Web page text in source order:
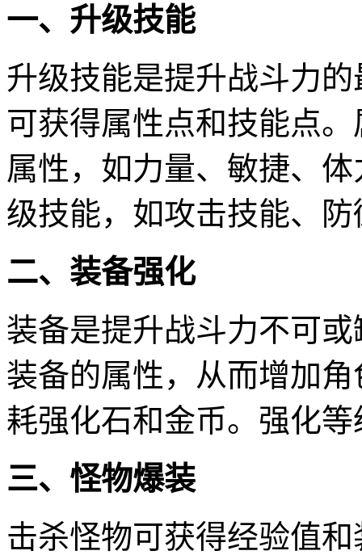
一、升级技能
升级技能是提升战斗力
可获得属性点和技能点
属性，如力量、敏捷、
级技能，如攻击技能、
二、装备强化
装备是提升战斗力不可
装备的属性，从而增加
耗强化石和金币。强化
三、怪物爆装
击杀怪物可获得经验值